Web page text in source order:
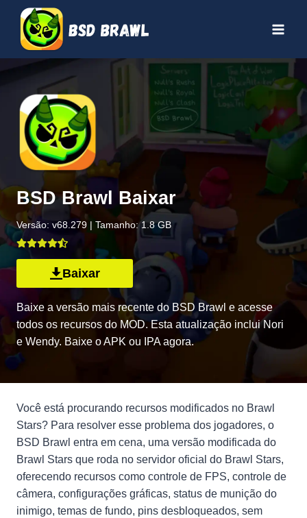
content
BSD Brawl Baixar
Versão: v68.279 | Tamanho: 1.8 GB
Baixar
Baixe a versão mais recente do BSD Brawl e acesse
todos os recursos do MOD. Esta atualização inclui Nori
e Wendy. Baixe o APK ou IPA agora.
Você está procurando recursos modificados no Brawl
Stars? Para resolver esse problema dos jogadores, o
BSD Brawl entra em cena, uma versão modificada do
Brawl Stars que roda no servidor oficial do Brawl Stars,
oferecendo recursos como controle de FPS, controle de
câmera, configurações gráficas, status de munição do
inimigo, temas de fundo, pins desbloqueados, sem